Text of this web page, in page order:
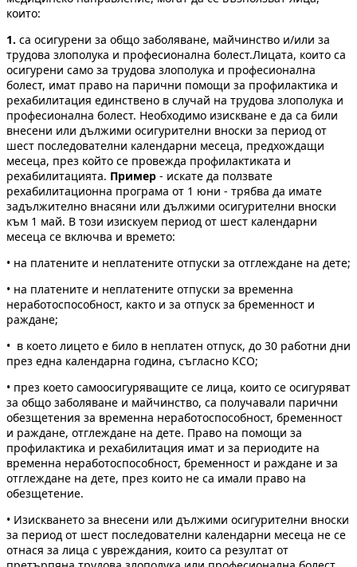
които:
1. са осигурени за общо заболяване, майчинство и/или за
трудова злополука и професионална болест.Лицата, които са
осигурени само за трудова злополука и професионална
болест, имат право на парични помощи за профилактика и
рехабилитация единствено в случай на трудова злополука и
професионална болест. Необходимо изискване е да са били
внесени или дължими осигурителни вноски за период от
шест последователни калeндарни месеца, предхождащи
месеца, през който се провежда профилактиката и
рехабилитацията. Пример - искате да ползвате
рехабилитационна програма от 1 юни - трябва да имате
задължително внасяни или дължими осигурителни вноски
към 1 май. В този изискуем период от шест календарни
месеца се включва и времето:
• на платените и неплатените отпуски за отглеждане на дете;
• на платените и неплатените отпуски за временна
неработоспособност, както и за отпуск за бременност и
раждане;
• в което лицето е било в неплатен отпуск, до 30 работни дни
през една календарна година, съгласно КСО;
• през което самоосигуряващите се лица, които се осигуряват
за общо заболяване и майчинство, са получавали парични
обезщетения за временна неработоспособност, бременност
и раждане, отглеждане на дете. Право на помощи за
профилактика и рехабилитация имат и за периодите на
временна неработоспособност, бременност и раждане и за
отглеждане на дете, през които не са имали право на
обезщетение.
• Изискването за внесени или дължими осигурителни вноски
за период от шест последователни календарни месеца не се
отнася за лица с увреждания, които са резултат от